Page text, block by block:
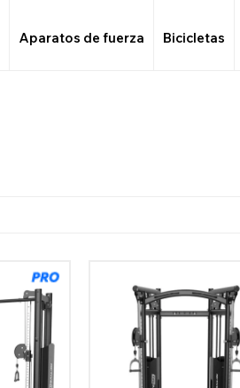
Aparatos de fuerza Bicicletas